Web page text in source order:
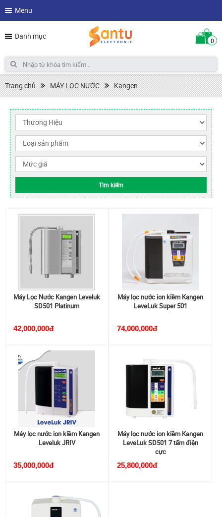
Menu
Danh mục 0
Trang chủ MÁY LỌC NƯỚC Kangen
Máy Lọc Nước Kangen Leveluk
SD501 Platinum
42,000,000đ
Máy lọc nước ion kiềm Kangen
LeveLuk Super 501
74,000,000đ
Máy lọc nước ion kiềm Kangen
Leveluk JRIV
35,000,000đ
Máy lọc nước ion kiềm Kangen
LeveLuk SD501 7 tấm điện
cực
25,800,000đ